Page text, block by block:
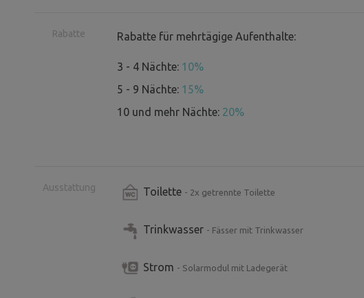
Rabatte Rabatte für mehrtägige Aufenthalte:
3 - 4 Nächte: 10%
5 - 9 Nächte: 15%
10 und mehr Nächte: 20%
Ausstattung Toilette - 2x getrennte Toilette
Trinkwasser - Fässer mit Trinkwasser
Strom - Solarmodul mit Ladegerät